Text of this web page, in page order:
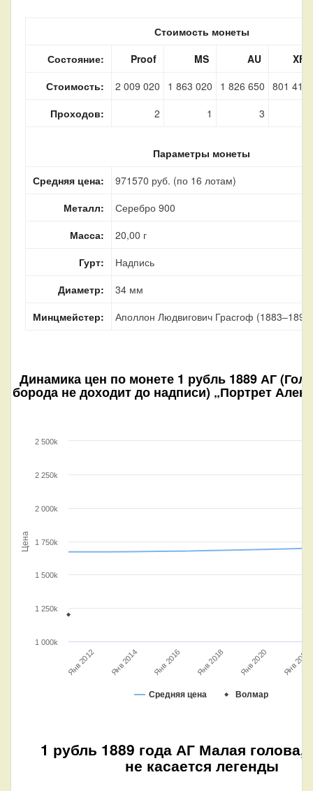
Стоимость монеты
Состояние:
Proof MS AU
XF
Стоимость:
2 009 020 1 863 020 1 826 650 801 410
Проходов:
2 1 3
Параметры монеты
Средняя цена:
971570 руб. (по 16 лотам)
Металл:
Серебро 900
Масса:
20,00 г
Гурт:
Надпись
Диаметр:
34 мм
Минцмейстер:
Аполлон Людвигович Грасгоф (1883–1899)
Динамика цен по монете 1 рубль 1889 АГ
борода не доходит до надписи) „Портрет
Цена
Средняя цена Волмар
Янв 2012 Янв 2014 Янв 2016 Янв 2018 Янв 2020 Янв 2022
1 000k
1 250k
1 500k
1 750k
2 000k
2 250k
2 500k
1 рубль 1889 года АГ Малая голова,
не касается легенды